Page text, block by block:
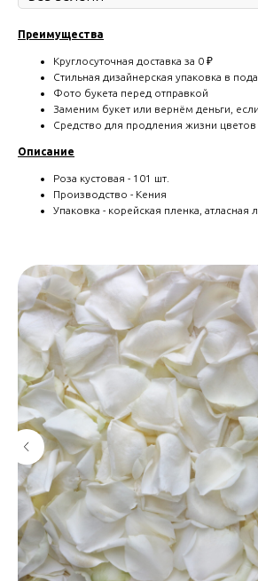
Преимущества
Круглосуточная доставка за 0 ₽
Стильная дизайнерская упаковка в
Фото букета перед отправкой
Заменим букет или вернём деньги,
Средство для продления жизни цветов
Описание
Роза кустовая - 101 шт.
Производство - Кения
Упаковка - корейская пленка, атласная